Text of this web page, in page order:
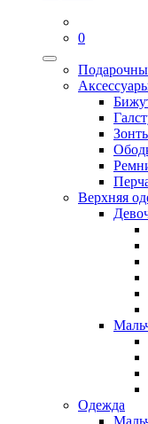
0
Верхняя
Одежда